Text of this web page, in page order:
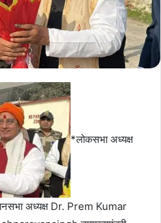
*लोकसभा अध्यक्ष
अध्यक्ष Dr. Prem Kumar